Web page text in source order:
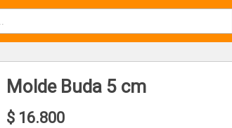
Molde Buda 5 cm
$ 16.800